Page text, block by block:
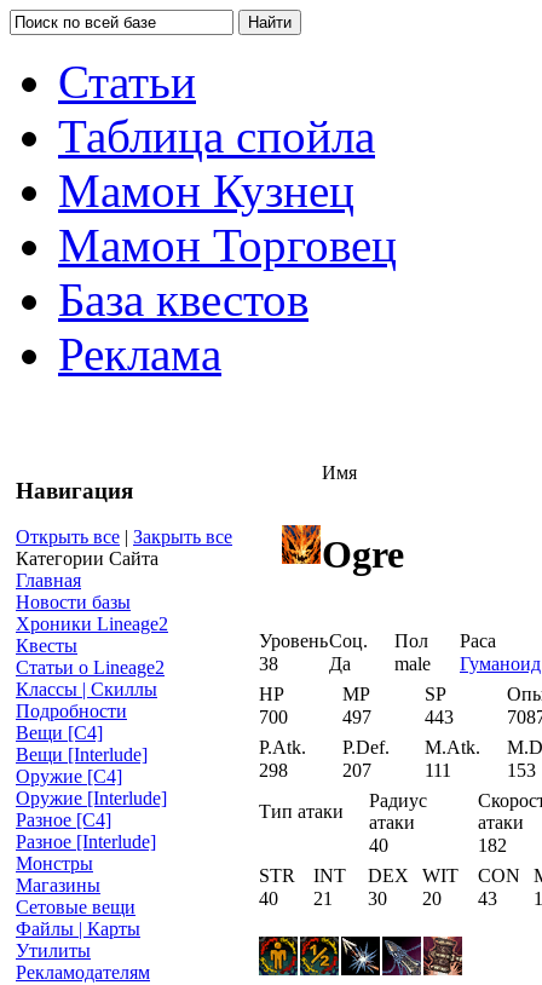
Статьи
Таблица спойла
Мамон Кузнец
Мамон Торговец
База квестов
Реклама
Навигация
Открыть все | Закрыть все
Категории Сайта
Главная
Новости базы
Хроники Lineage2
Квесты
Статьи о Lineage2
Классы | Скиллы
Подробности
Вещи [С4]
Вещи [Interlude]
Оружие [С4]
Оружие [Interlude]
Разное [C4]
Разное [Interlude]
Монстры
Магазины
Сетовые вещи
Файлы | Карты
Утилиты
Рекламодателям
Имя
Ogre
УровеньСоц. Пол
Раса
38
Да male
Гуманоид
HP
MP SP
700
497 443
P.Atk.
P.Def. M.Atk.
298
207 111
153
Тип атаки
Радиус
атаки
атаки
40
182
STR
INT DEX WIT CON
40
21 30 20 43